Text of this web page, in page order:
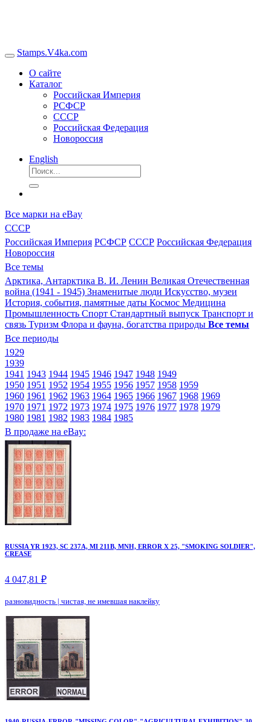
Stamps.V4ka.com
О сайте
Каталог
Российская Империя
РСФСР
СССР
Российская Федерация
Новороссия
English
Все марки на eBay
СССР
Российская Империя РСФСР СССР Российская Федерация
Новороссия
Все темы
Арктика, Антарктика В. И. Ленин Великая Отечественная
война (1941 - 1945) Знаменитые люди Искусство, музеи
История, события, памятные даты Космос Медицина
Промышленность Спорт Стандартный выпуск Транспорт и
связь Туризм Флора и фауна, богатства природы Все темы
Все периоды
1929
1939
1941 1943 1944 1945 1946 1947 1948 1949
1950 1951 1952 1954 1955 1956 1957 1958 1959
1960 1961 1962 1963 1964 1965 1966 1967 1968 1969
1970 1971 1972 1973 1974 1975 1976 1977 1978 1979
1980 1981 1982 1983 1984 1985
В продаже на eBay:
RUSSIA YR 1923, SC 237A, MI 211B, MNH, ERROR X 25, "SMOKING SOLDIER",
CREASE
4 047,81 ₽
разновидность | чистая, не имевшая наклейку